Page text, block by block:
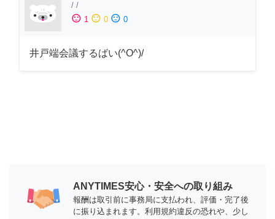
/ /
sentiment_satisfied 1 sentiment_neutral 0 sentiment_dissatisfied 0
井戸端会議するばい(^O^)/
ANYTIMES安心・安全への取り組み
報酬は取引前に事務局に支払われ、評価・完了後
に振り込まれます。利用規約違反の恐れや、少し